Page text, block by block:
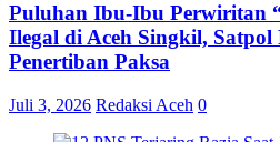
Puluhan Ibu-Ibu Perwiritan
Ilegal di Aceh Singkil,
Penertiban Paksa
Juli 3, 2026 Redaksi Aceh 0